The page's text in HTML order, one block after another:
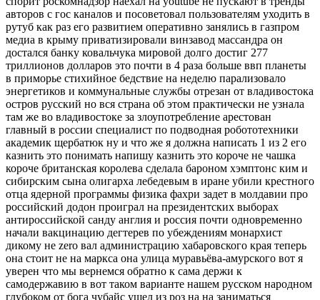
авторов с гос каналов и посоветовал пользователям уходить в
рутуб как раз его развитием оперативно занялись в газпром
медиа в крыму приватизировали винзавод массандра он
достался банку ковальчука мировой долго достиг 277
триллионов долларов это почти в 4 раза больше ввп планеты
в приморье стихийное бедствие на неделю парализовало
энергетиков и коммунальные службы отрезан от владивостока
остров русский но вся страна об этом практически не узнала
там же во владивостоке за злоупотребление арестован
главный в россии специалист по подводная робототехники
академик щербатюк ну и что же я должна написать 1 из 2 его
казнить это понимать напишу казнить это короче не чашка
короче британская королева сделала бароном хэмптонс ким и
сибирским сына олигарха лебедевым в иране убили крестного
отца ядерной программы физика фахри задет в молдавии про
российский додон проиграл на президентских выборах
антироссийской санду англия и россия почти одновременно
начали вакцинацию дегтерев по убеждениям монархист
дикому не zero вал администрацию хабаровского края теперь
она стоит не на маркса она улица муравьёва-амурского вот я
уверен что мы вернемся обратно к сама держи к
самодержавию в вот таком варианте нашем русском народном
глубоком от бога чубайс ушел из роз на на заниматься